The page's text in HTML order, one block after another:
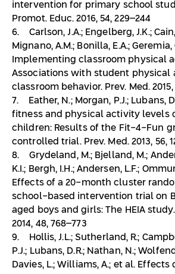
intervention for primary school
Promot. Educ. 2016, 54, 229–244
6. Carlson, J.A.; Engelberg, J.K.; Cain,
Mignano, A.M.; Bonilla, E.A.; Geremia,
Implementing classroom physical
Associations with student physical
classroom behavior. Prev. Med. 2015,
7. Eather, N.; Morgan, P.J.; Lubans,
fitness and physical activity levels
children: Results of the Fit-4-Fun
controlled trial. Prev. Med. 2013, 56,
8. Grydeland, M.; Bjelland, M.;
K.I.; Bergh, I.H.; Andersen, L.F.;
Effects of a 20-month cluster
school-based intervention trial on
aged boys and girls: The HEIA study.
2014, 48, 768–773
9. Hollis, J.L.; Sutherland, R.;
P.J.; Lubans, D.R.; Nathan, N.;
Davies, L.; Williams, A.; et al. Effects